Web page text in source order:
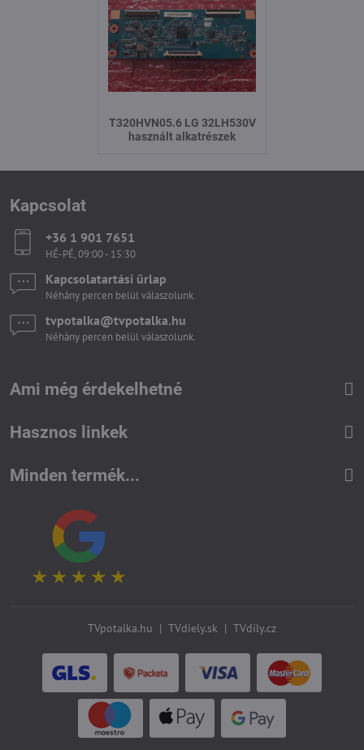
T320HVN05.6 LG 32LH530V
használt alkatrészek
Kapcsolat
+36 1 901 7651
HÉ-PÉ, 09:00 - 15:30
Kapcsolatartási űrlap
Néhány percen belül válaszolunk.
tvpotalka​@tvpotalka​.hu
Néhány percen belül válaszolunk.
Ami még érdekelhetné
Hasznos linkek
Minden termék...
TVpotalka.hu | TVdiely.sk | TVdíly.cz